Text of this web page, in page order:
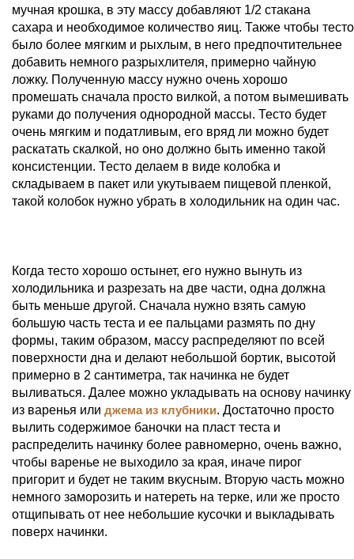
мучная крошка, в эту массу добавляют 1/2 стакана
сахара и необходимое количество яиц. Также чтобы тесто
было более мягким и рыхлым, в него предпочтительнее
добавить немного разрыхлителя, примерно чайную
ложку. Полученную массу нужно очень хорошо
промешать сначала просто вилкой, а потом вымешивать
руками до получения однородной массы. Тесто будет
очень мягким и податливым, его вряд ли можно будет
раскатать скалкой, но оно должно быть именно такой
консистенции. Тесто делаем в виде колобка и
складываем в пакет или укутываем пищевой пленкой,
такой колобок нужно убрать в холодильник на один час.
Когда тесто хорошо остынет, его нужно вынуть из
холодильника и разрезать на две части, одна должна
быть меньше другой. Сначала нужно взять самую
большую часть теста и ее пальцами размять по дну
формы, таким образом, массу распределяют по всей
поверхности дна и делают небольшой бортик, высотой
примерно в 2 сантиметра, так начинка не будет
выливаться. Далее можно укладывать на основу начинку
из варенья или джема из клубники. Достаточно просто
вылить содержимое баночки на пласт теста и
распределить начинку более равномерно, очень важно,
чтобы варенье не выходило за края, иначе пирог
пригорит и будет не таким вкусным. Вторую часть можно
немного заморозить и натереть на терке, или же просто
отщипывать от нее небольшие кусочки и выкладывать
поверх начинки.